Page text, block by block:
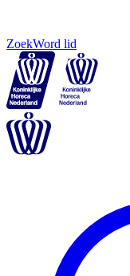
ZoekWord lid